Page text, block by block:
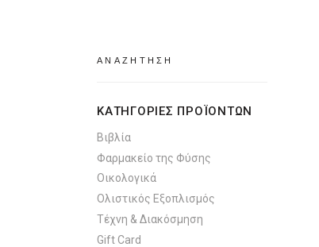
for:
ΚΑΤΗΓΟΡΙΕΣ ΠΡΟΪΟΝΤΩΝ
Βιβλία
Φαρμακείο της Φύσης
Οικολογικά
Ολιστικός Εξοπλισμός
Τέχνη & Διακόσμηση
Gift Card